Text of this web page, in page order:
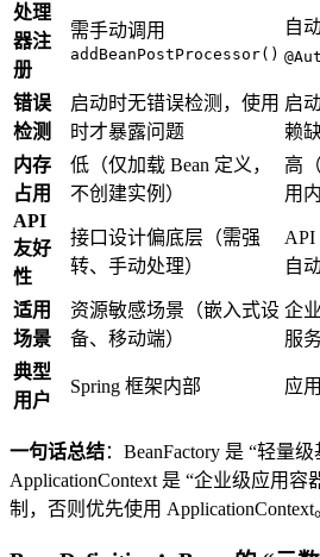
处理
器注
册
需手动调用
addBeanPostProcessor()
自
错误
检测
启动时无错误检测，使用
时才暴露问题
启
赖
内存
占用
低（仅加载 Bean 定义，
不创建实例）
高
用
API
友好
性
接口设计偏底层（需强
转、手动处理）
API
自
适用
场景
资源敏感场景（嵌入式设
备、移动端）
企
服务
典型
用户
Spring 框架内部 应
一句话总结：BeanFactory 是 “轻量级
ApplicationContext 是 “企业级应用容
制，否则优先使用 ApplicationContext